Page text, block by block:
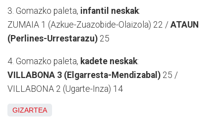
3. Gomazko paleta, infantil neskak:
ZUMAIA 1 (Azkue-Zuazobide-Olaizola) 22 / ATAUN
(Perlines-Urrestarazu) 25
4. Gomazko paleta, kadete neskak:
VILLABONA 3 (Elgarresta-Mendizabal) 25 /
VILLABONA 2 (Ugarte-Inza) 14
GIZARTEA